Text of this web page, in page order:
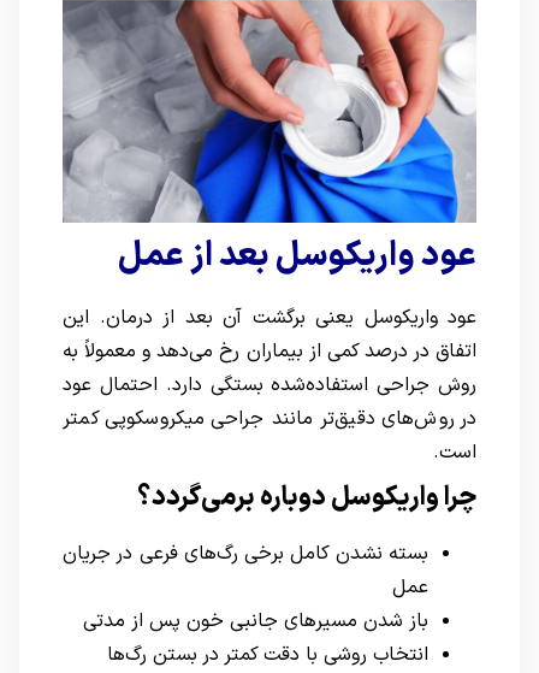
عود واریکوسل بعد از عمل
عود واریکوسل یعنی برگشت آن بعد از درمان. این
اتفاق در درصد کمی از بیماران رخ می‌دهد و معمولاً به
روش جراحی استفاده‌شده بستگی دارد. احتمال عود
در روش‌های دقیق‌تر مانند جراحی میکروسکوپی کمتر
است.
چرا واریکوسل دوباره برمی‌گردد؟
بسته نشدن کامل برخی رگ‌های فرعی در جریان
عمل
باز شدن مسیرهای جانبی خون پس از مدتی
انتخاب روشی با دقت کمتر در بستن رگ‌ها